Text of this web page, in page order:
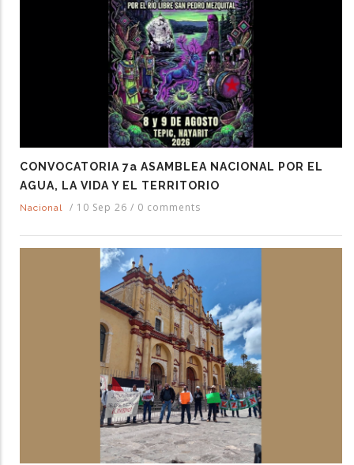
CONVOCATORIA 7a ASAMBLEA NACIONAL POR EL
AGUA, LA VIDA Y EL TERRITORIO
Nacional / 10 Sep 26 / 0 comments